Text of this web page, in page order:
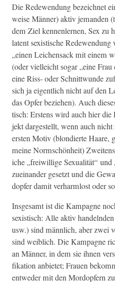
Die Redewen­dung beze­ich­net
weise Män­ner) aktiv jeman­den
dem Ziel ken­nen­ler­nen, Sex zu
latent sex­is­tis­che
„einen Leichen­sack mit einem
(oder vielle­icht sog­ar „eine
eine Riss- oder Schnit­twunde
sich ja eigentlich nicht auf den
das Opfer beziehen). Auch
tisch: Erstens wird auch hier
jekt dargestellt, wenn auch
ersten Motiv (blondierte Haare,
meine Norm­schön­heit)
iche „frei­willige Sex­u­al­ität“
zueinan­der geset­zt und die
dopfer damit ver­harm­lost oder
Ins­ge­samt ist die Kam­pagne
sex­is­tisch: Alle aktiv
usw.) sind männlich, aber zwei
sind weib­lich. Die Kam­pagne
an Män­ner, in dem sie ihnen
fika­tion anbi­etet; Frauen
entwed­er mit den Mor­dopfern